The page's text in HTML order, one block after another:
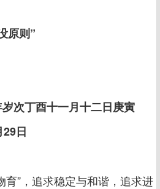
原则”
次丁酉十一月十二日庚寅
日
育”，追求稳定与和谐，追求进